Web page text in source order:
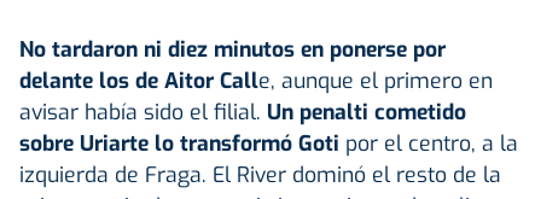
No tardaron ni diez minutos en ponerse por
delante los de Aitor Calle, aunque el primero en
avisar había sido el filial. Un penalti cometido
sobre Uriarte lo transformó Goti por el centro, a la
izquierda de Fraga. El River dominó el resto de la